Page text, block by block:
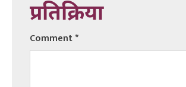
प्रतिक्रिया
Comment*